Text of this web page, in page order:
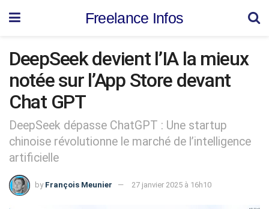
Freelance Infos
DeepSeek devient l’IA la mieux
notée sur l’App Store devant
Chat GPT
DeepSeek dépasse ChatGPT : Une startup
chinoise révolutionne le marché de l’intelligence
artificielle
by François Meunier 27 janvier 2025 à 16h10